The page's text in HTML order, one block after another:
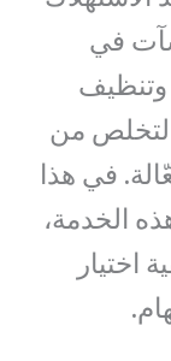
في
وتنظيف
التخلص من
في هذا
الخدمة،
اختيار